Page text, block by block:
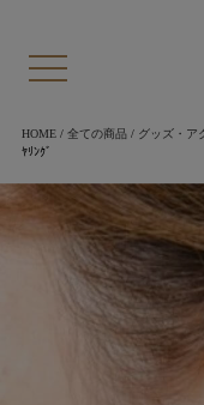
HOME/ 全ての商品/ グッズ・ア
ﾔﾘﾝｸﾞ